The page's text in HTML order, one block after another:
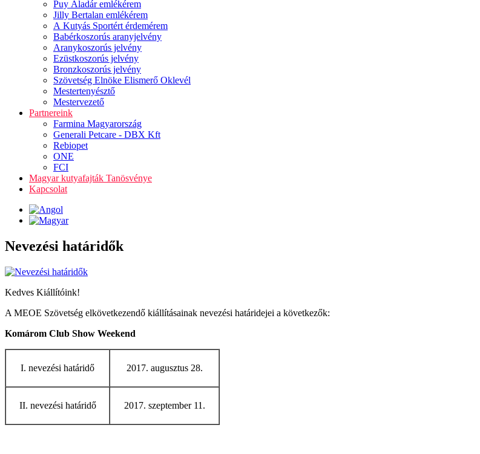
Puy Aladár emlékérem
Jilly Bertalan emlékérem
A Kutyás Sportért érdemérem
Babérkoszorús aranyjelvény
Aranykoszorús jelvény
Ezüstkoszorús jelvény
Bronzkoszorús jelvény
Szövetség Elnöke Elismerő Oklevél
Mestertenyésztő
Mestervezető
Partnereink
Farmina Magyarország
Generali Petcare - DBX Kft
Rebiopet
ONE
FCI
Magyar kutyafajták Tanösvénye
Kapcsolat
Nevezési határidők
Kedves Kiállítóink!
A MEOE Szövetség elkövetkezendő kiállításainak nevezési határidejei a következők:
Komárom Club Show Weekend
I. nevezési határidő 2017. augusztus 28.
II. nevezési határidő 2017. szeptember 11.